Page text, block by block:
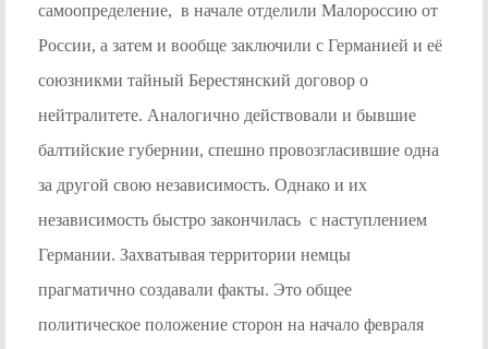
самоопределение, в начале отделили Малороссию от
России, а затем и вообще заключили с Германией и её
союзникми тайный Берестянский договор о
нейтралитете. Аналогично действовали и бывшие
балтийские губернии, спешно провозгласившие одна
за другой свою независимость. Однако и их
независимость быстро закончилась с наступлением
Германии. Захватывая территории немцы
прагматично создавали факты. Это общее
политическое положение сторон на начало февраля